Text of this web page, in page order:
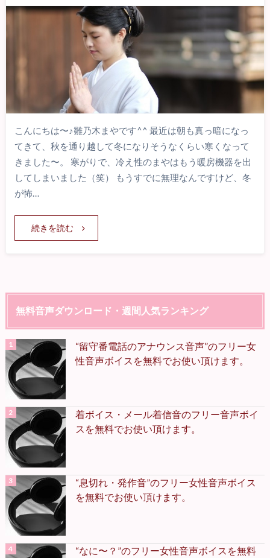
こんにちは〜♪雛乃木まやです^^ 最近は朝も真っ暗になっ
てきて、秋を通り越して冬になりそうなくらい寒くなって
きました〜。 寒がりで、冷え性のまやはもう暖房機器を出
してしまいました（笑） もうすでに無理なんですけど、冬
が怖…
続きを読む
無料音声ダウンロード・週間人気ランキング
“留守番電話のアナウンス音声”のフリー女
性音声ボイスを無料でお使い頂けます。
着ボイス・メール着信音のフリー音声ボイ
スを無料でお使い頂けます。
“息切れ・発作音”のフリー女性音声ボイス
を無料でお使い頂けます。
“なに〜？”のフリー女性音声ボイスを無料